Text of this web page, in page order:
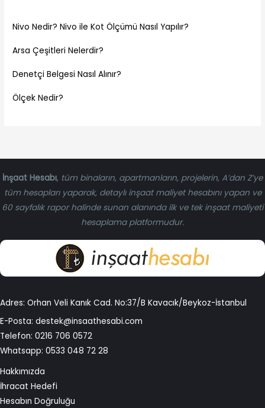
Nivo Nedir? Nivo ile Kot Ölçümü Nasıl Yapılır?
Arsa Çeşitleri Nelerdir?
Denetçi Belgesi Nasıl Alınır?
Ölçek Nedir?
İnşaat Hesabı, tüm binaların, apartmanların, projelerin, A’dan Z’ye
tüm hesapları yaparak, detaylı inşaat maliyet hesabını yapan ve
60 sayfalık rapor halinde sunan alanında ilk ve tek inşaat maliyeti
hesaplama platformudur.
Adres: Orhan Veli Kanık Cad. No:37/B Kavacık/Beykoz-İstanbul
E-Posta: destek@insaathesabi.com
Telefon: 0216 706 0572
Whatsapp: 0533 048 72 28
Hakkımızda
İhracat Hedefi
Hesabın Doğruluğu